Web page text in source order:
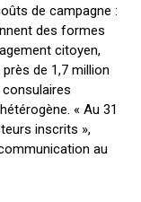
de campagne :
des formes
citoyen,
de 1,7 million
« Au 31
inscrits »,
au